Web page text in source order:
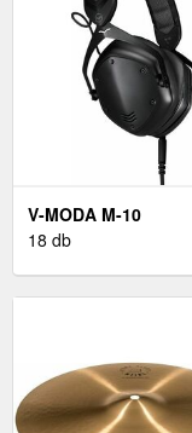
V-MODA M-10
18 db